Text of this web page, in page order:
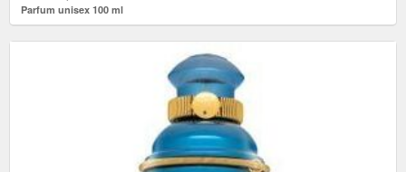
Parfum unisex 100 ml